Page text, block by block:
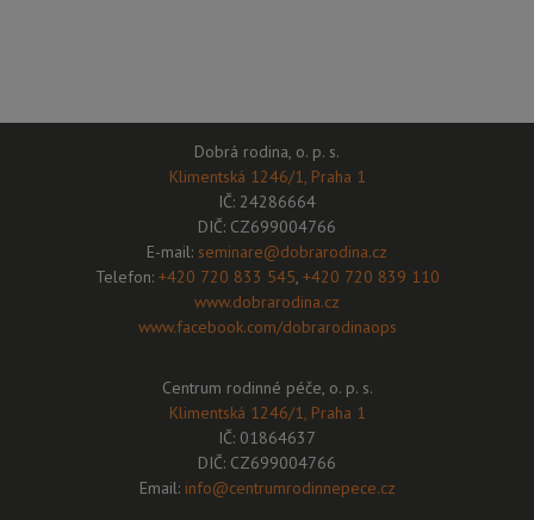
Dobrá rodina, o. p. s.
Klimentská 1246/1, Praha 1
IČ: 24286664
DIČ: CZ699004766
E-mail: seminare@dobrarodina.cz
Telefon: +420 720 833 545, +420 720 839 110
www.dobrarodina.cz
www.facebook.com/dobrarodinaops
Centrum rodinné péče, o. p. s.
Klimentská 1246/1, Praha 1
IČ: 01864637
DIČ: CZ699004766
Email: info@centrumrodinnepece.cz